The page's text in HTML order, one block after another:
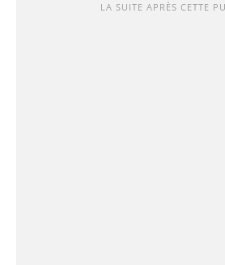
LA SUITE APRÈS CETTE